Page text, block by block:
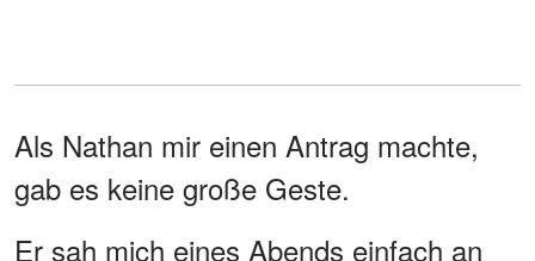
Als Nathan mir einen Antrag machte,
gab es keine große Geste.
Er sah mich eines Abends einfach an